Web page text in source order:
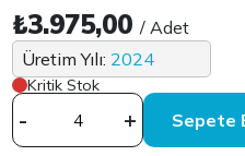
₺3.975,00/ Adet
Üretim Yılı: 2024
Kritik Stok
- +